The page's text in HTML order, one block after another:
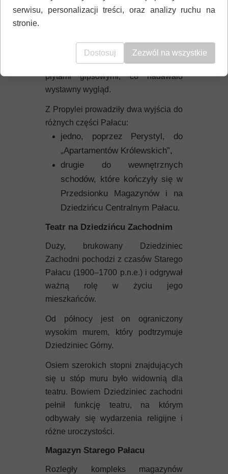
Portyk składał się z centralnej
kolumny, z której do dziś zachowała
podwójnym otworem.
Podłogi Propylejów były wyłożone
płytami gipsowymi, co nadawało
wystawny wygląd.
Z Propylei prowadziły dwa wyjścia do
różnych części Pałacu:
jedno, poprzez Perystyl, do
„Apartamentów Królewskich”,
drugie do wewnętrznych
schodów, które kończyły się w
Przedsionku Magazynów i na
Dziedzińcu Centralnym Pałacu.
Teatr na Dziedzińcu Zachodnim
Duży, brukowany Dziedziniec
Zachodni pochodzi z czasów Starego
Pałacu (1900–1700 p.n.e.) i odgrywał
ważną rolę w życiu jego
mieszkańców.
Od północy jest on ograniczony
wysokim murem, który podtrzymuje
Dziedziniec Górny.
Osiem szerokich stopni znajdujących
się u stóp muru było widownią dla
teatru. Bowiem Dziedziniec zachodni
pełnił funkcję teatru, na którym
odbywały się wydarzenia religijne i
różne uroczystości.
Magazyn Starego Pałacu
Rozległy kompleks magazynów
serwisu, personalizacji treści, oraz analizy ruchu na
stronie.
Dostosuj Zezwól na wszystkie